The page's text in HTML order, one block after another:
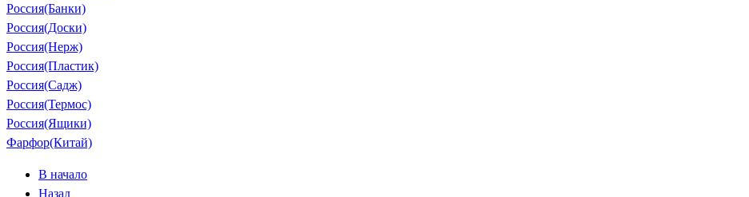
Россия(Банки)
Россия(Доски)
Россия(Нерж)
Россия(Пластик)
Россия(Садж)
Россия(Термос)
Россия(Ящики)
Фарфор(Китай)
В начало
Назад